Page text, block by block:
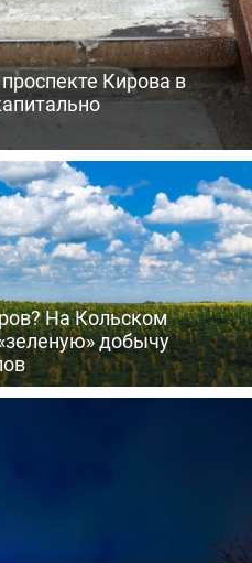
Кирова в
На Кольском
добычу